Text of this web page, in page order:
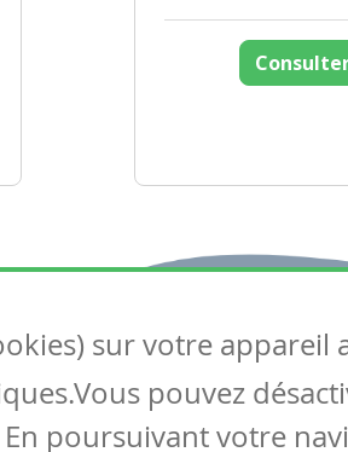
Suivez-nous
Contactez-nous
Soutien scolaire
sur votre appareil
pouvez
poursuivant votre